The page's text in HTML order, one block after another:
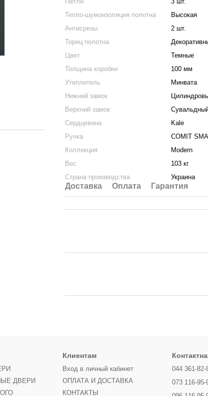
Тепло-шумоизоляция полотна
Высокая
Антисрезы
2 шт.
Торец полотна
Цвет
Темные
Толщина коробки
100 мм
Утеплитель
Минвата
Нижний замок
Верхний замок
Сердцевина
Kale
Ручка
COMIT
Коллекция
Modern
Вес
103 кг
Страна производства
Украина
Доставка Оплата Гарантия
ДВЕРИ
Клиентам
Вход в личный кабинет
ОПЛАТА И ДОСТАВКА
КОНТАКТЫ
044 361-82-
073 116-95-